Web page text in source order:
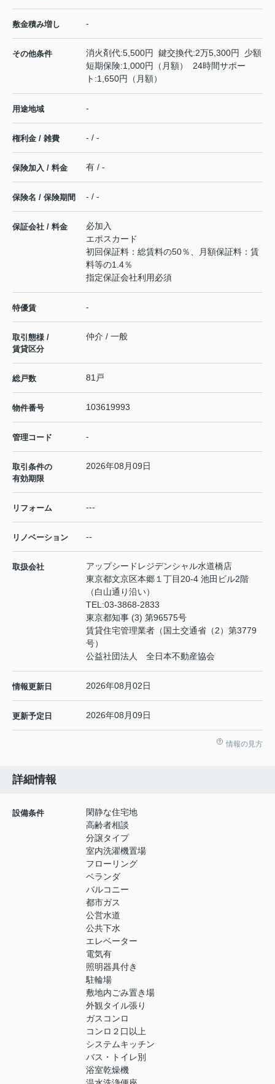
敷金積み増し -
その他条件
消火剤代:5,500円 鍵交換代:2万5,300円 少額
短期保険:1,000円（月額） 24時間サポー
ト:1,650円（月額）
用途地域 -
権利金 / 雑費 - / -
保険加入 / 料金 有 / -
保険名 / 保険期間 - / -
保証会社 / 料金
必加入
エポスカード
初回保証料：総賃料の50％、月額保証料：賃
料等の1.4％
指定保証会社利用必須
特優賃 -
取引態様 /
賃貸区分
仲介 / 一般
総戸数 81戸
物件番号 103619993
管理コード -
取引条件の
有効期限
2026年08月09日
リフォーム ---
リノベーション --
取扱会社
アップシードレジデンシャル水道橋店
東京都文京区本郷１丁目20-4 池田ビル2階
（白山通り沿い）
TEL:03-3868-2833
東京都知事 (3) 第96575号
賃貸住宅管理業者（国土交通省（2）第3779
号）
公益社団法人 全日本不動産協会
情報更新日 2026年08月02日
更新予定日 2026年08月09日
情報の見方
詳細情報
設備条件
閑静な住宅地
高齢者相談
分譲タイプ
室内洗濯機置場
フローリング
ベランダ
バルコニー
都市ガス
公営水道
公共下水
エレベーター
電気有
照明器具付き
駐輪場
敷地内ごみ置き場
外観タイル張り
ガスコンロ
コンロ２口以上
システムキッチン
バス・トイレ別
浴室乾燥機